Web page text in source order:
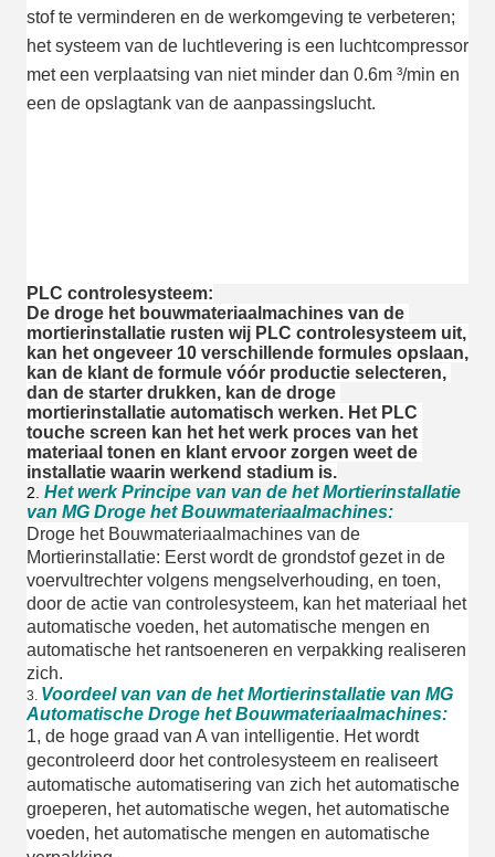
stof te verminderen en de werkomgeving te verbeteren;
het systeem van de luchtlevering is een luchtcompressor
met een verplaatsing van niet minder dan 0.6m ³/min en
een de opslagtank van de aanpassingslucht.
PLC controlesysteem:
De droge het bouwmateriaalmachines van de
mortierinstallatie rusten wij PLC controlesysteem uit,
kan het ongeveer 10 verschillende formules opslaan,
kan de klant de formule vóór productie selecteren,
dan de starter drukken, kan de droge
mortierinstallatie automatisch werken. Het PLC
touche screen kan het het werk proces van het
materiaal tonen en klant ervoor zorgen weet de
installatie waarin werkend stadium is.
2. Het werk Principe van van de het Mortierinstallatie
van MG Droge het Bouwmateriaalmachines:
Droge het Bouwmateriaalmachines van de
Mortierinstallatie: Eerst wordt de grondstof gezet in de
voervultrechter volgens mengselverhouding, en toen,
door de actie van controlesysteem, kan het materiaal het
automatische voeden, het automatische mengen en
automatische het rantsoeneren en verpakking realiseren
zich.
3. Voordeel van van de het Mortierinstallatie van MG
Automatische Droge het Bouwmateriaalmachines:
1, de hoge graad van A van intelligentie. Het wordt
gecontroleerd door het controlesysteem en realiseert
automatische automatisering van zich het automatische
groeperen, het automatische wegen, het automatische
voeden, het automatische mengen en automatische